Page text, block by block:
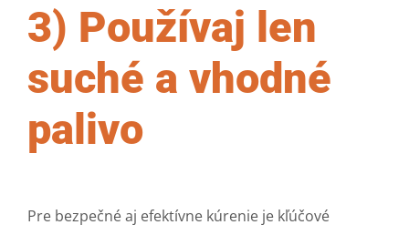
3) Používaj len
suché a vhodné
palivo
Pre bezpečné aj efektívne kúrenie je kľúčové